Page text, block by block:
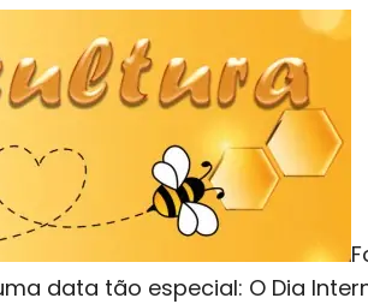
data tão especial: O Dia